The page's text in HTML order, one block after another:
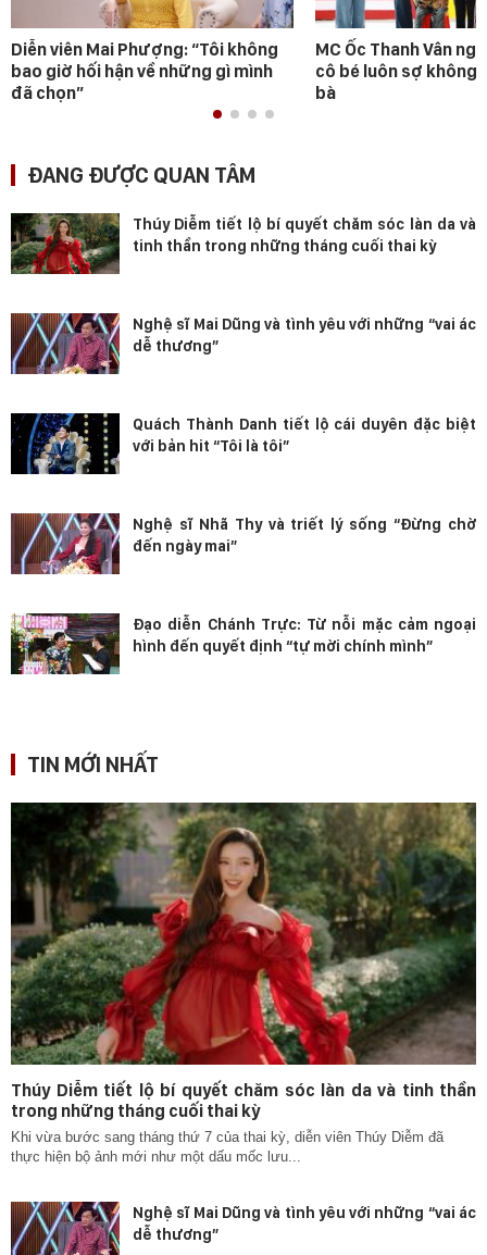
Diễn viên Mai Phượng: “Tôi không
bao giờ hối hận về những gì mình
đã chọn”
MC Ốc Thanh Vân
cô bé luôn sợ không
bà
ĐANG ĐƯỢC QUAN TÂM
Thúy Diễm tiết lộ bí quyết chăm sóc làn da và
tinh thần trong những tháng cuối thai kỳ
Nghệ sĩ Mai Dũng và tình yêu với những “vai ác
dễ thương”
Quách Thành Danh tiết lộ cái duyên đặc biệt
với bản hit “Tôi là tôi”
Nghệ sĩ Nhã Thy và triết lý sống “Đừng chờ
đến ngày mai”
Đạo diễn Chánh Trực: Từ nỗi mặc cảm ngoại
hình đến quyết định “tự mời chính mình”
TIN MỚI NHẤT
Thúy Diễm tiết lộ bí quyết chăm sóc làn da và tinh thần
trong những tháng cuối thai kỳ
Khi vừa bước sang tháng thứ 7 của thai kỳ, diễn viên Thúy Diễm đã
thực hiện bộ ảnh mới như một dấu mốc lưu...
Nghệ sĩ Mai Dũng và tình yêu với những “vai ác
dễ thương”